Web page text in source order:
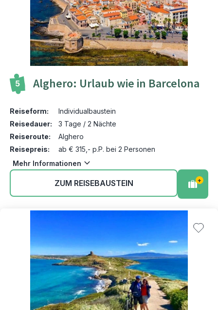
5 Alghero: Urlaub wie in Barcelona
Reiseform:
Individualbaustein
Reisedauer:
3 Tage / 2 Nächte
Reiseroute:
Alghero
Reisepreis:
ab € 315,- p.P. bei 2 Personen
Mehr Informationen
ZUM REISEBAUSTEIN +